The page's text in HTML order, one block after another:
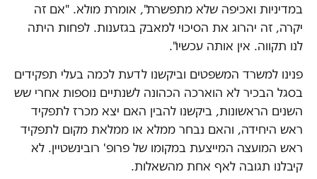
במדיניות ואכיפה שלא מתפשרת", אומרת מולא. "אם זה
יקרה, זה יהרוג את הסיכוי למאבק בגזענות. לפחות היתה
לנו תקווה. אין אותה עכשיו".
פנינו למשרד המשפטים וביקשנו לדעת לכמה בעלי תפקידים
בסגל הבכיר לא הוארכה הכהונה לשנתיים נוספות אחרי שש
השנים הראשונות, ביקשנו להבין האם יצא מכרז לתפקיד
ראש היחידה, והאם נבחר ממלא או ממלאת מקום לתפקיד
ראש המועצה המייצעת במקומו של פרופ' רובינשטיין. לא
קיבלנו תגובה לאף אחת מהשאלות.